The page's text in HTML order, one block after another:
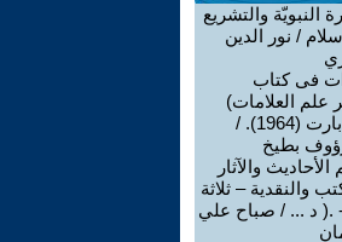
النبويّة والتشريع
/ نور الدين
فى كتاب
علم العلامات)
رولان بارت (1964). /
بطيخ
والآثار
والنقدية – ثلاثة
- .( د ... / صباح علي